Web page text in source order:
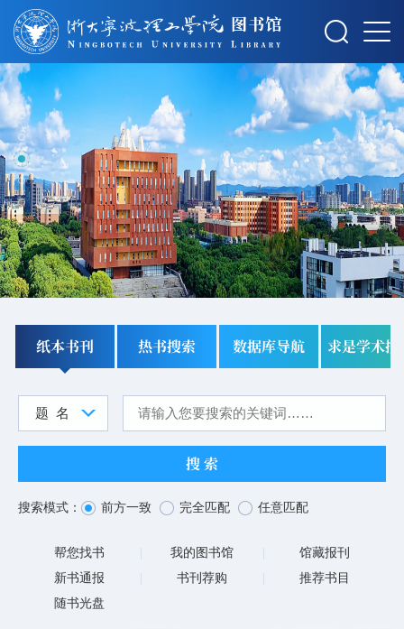
纸本书刊 热书搜索 数据库导航 求是学术搜
题 名
搜索模式： 前方一致 完全匹配 任意匹配
帮您找书 我的图书馆
馆藏报刊
新书通报
书刊荐购
推荐书目
随书光盘